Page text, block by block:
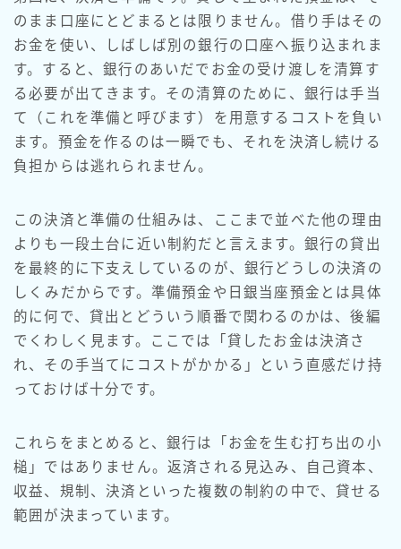
のまま口座にとどまるとは限りません。借り手はその
お金を使い、しばしば別の銀行の口座へ振り込まれま
す。すると、銀行のあいだでお金の受け渡しを清算す
る必要が出てきます。その清算のために、銀行は手当
て（これを準備と呼びます）を用意するコストを負い
ます。預金を作るのは一瞬でも、それを決済し続ける
負担からは逃れられません。
この決済と準備の仕組みは、ここまで並べた他の理由
よりも一段土台に近い制約だと言えます。銀行の貸出
を最終的に下支えしているのが、銀行どうしの決済の
しくみだからです。準備預金や日銀当座預金とは具体
的に何で、貸出とどういう順番で関わるのかは、後編
でくわしく見ます。ここでは「貸したお金は決済さ
れ、その手当てにコストがかかる」という直感だけ持
っておけば十分です。
これらをまとめると、銀行は「お金を生む打ち出の小
槌」ではありません。返済される見込み、自己資本、
収益、規制、決済といった複数の制約の中で、貸せる
範囲が決まっています。